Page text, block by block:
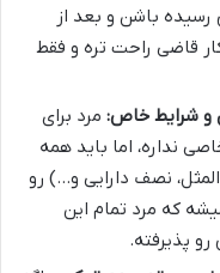
باشن و بعد از
قاضی راحت تره و فقط
و شرایط خاص: مرد برای
نداره، اما باید همه
نصف دارایی و…) رو
که مرد تمام این
پذیرفته.